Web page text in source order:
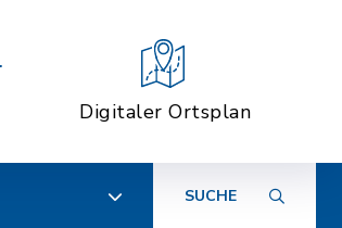
Digitaler Ortsplan
SUCHE